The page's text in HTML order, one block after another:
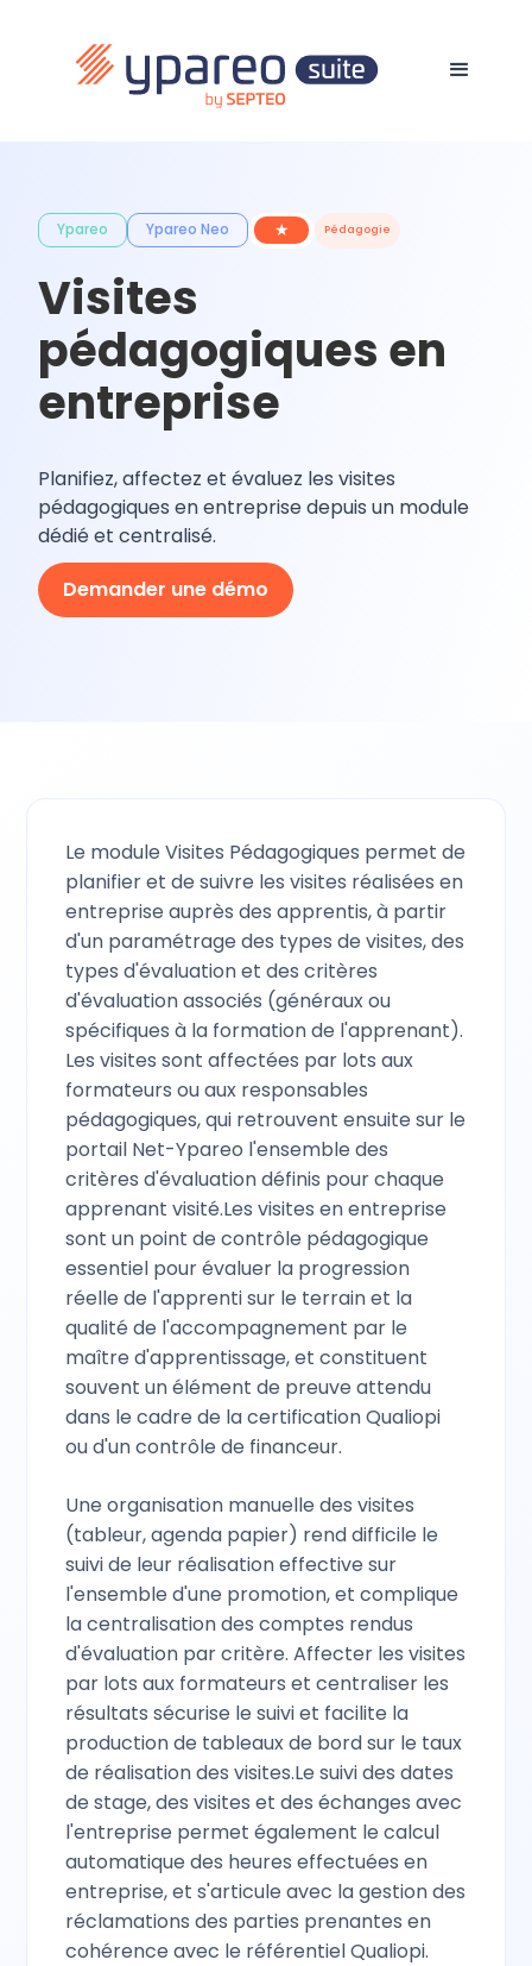
Ypareo Ypareo Neo ★ Pédagogie
Visites
pédagogiques en
entreprise
Planifiez, affectez et évaluez les visites
pédagogiques en entreprise depuis un module
dédié et centralisé.
Demander une démo
Le module Visites Pédagogiques permet de
planifier et de suivre les visites réalisées en
entreprise auprès des apprentis, à partir
d'un paramétrage des types de visites, des
types d'évaluation et des critères
d'évaluation associés (généraux ou
spécifiques à la formation de l'apprenant).
Les visites sont affectées par lots aux
formateurs ou aux responsables
pédagogiques, qui retrouvent ensuite sur le
portail Net-Ypareo l'ensemble des
critères d'évaluation définis pour chaque
apprenant visité.Les visites en entreprise
sont un point de contrôle pédagogique
essentiel pour évaluer la progression
réelle de l'apprenti sur le terrain et la
qualité de l'accompagnement par le
maître d'apprentissage, et constituent
souvent un élément de preuve attendu
dans le cadre de la certification Qualiopi
ou d'un contrôle de financeur.
Une organisation manuelle des visites
(tableur, agenda papier) rend difficile le
suivi de leur réalisation effective sur
l'ensemble d'une promotion, et complique
la centralisation des comptes rendus
d'évaluation par critère. Affecter les visites
par lots aux formateurs et centraliser les
résultats sécurise le suivi et facilite la
production de tableaux de bord sur le taux
de réalisation des visites.Le suivi des dates
de stage, des visites et des échanges avec
l'entreprise permet également le calcul
automatique des heures effectuées en
entreprise, et s'articule avec la gestion des
réclamations des parties prenantes en
cohérence avec le référentiel Qualiopi.